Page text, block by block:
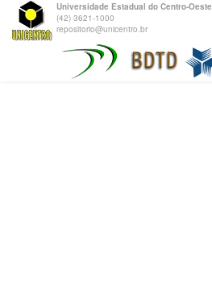
Universidade Estadual do Centro-Oeste
(42) 3621-1000
repositorio@unicentro.br